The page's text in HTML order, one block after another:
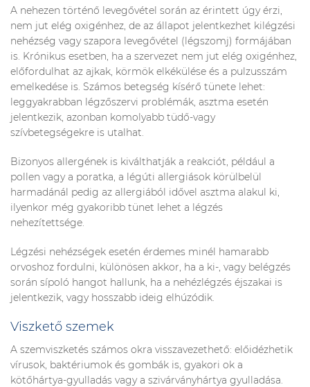
A nehezen történő levegővétel során az érintett úgy érzi,
nem jut elég oxigénhez, de az állapot jelentkezhet kilégzési
nehézség vagy szapora levegővétel (légszomj) formájában
is. Krónikus esetben, ha a szervezet nem jut elég oxigénhez,
előfordulhat az ajkak, körmök elkékülése és a pulzusszám
emelkedése is. Számos betegség kísérő tünete lehet:
leggyakrabban légzőszervi problémák, asztma esetén
jelentkezik, azonban komolyabb tüdő-vagy
szívbetegségekre is utalhat.
Bizonyos allergének is kiválthatják a reakciót, például a
pollen vagy a poratka, a légúti allergiások körülbelül
harmadánál pedig az allergiából idővel asztma alakul ki,
ilyenkor még gyakoribb tünet lehet a légzés
nehezítettsége.
Légzési nehézségek esetén érdemes minél hamarabb
orvoshoz fordulni, különösen akkor, ha a ki-, vagy belégzés
során sípoló hangot hallunk, ha a nehézlégzés éjszakai is
jelentkezik, vagy hosszabb ideig elhúzódik.
Viszkető szemek
A szemviszketés számos okra visszavezethető: előidézhetik
vírusok, baktériumok és gombák is, gyakori ok a
kötőhártya-gyulladás vagy a szivárványhártya gyulladása.